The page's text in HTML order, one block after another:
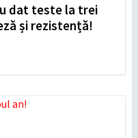
dat teste la trei
și rezistență!